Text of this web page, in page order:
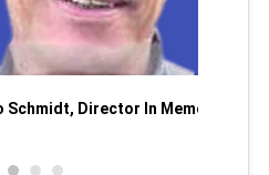
Director In Memoriam